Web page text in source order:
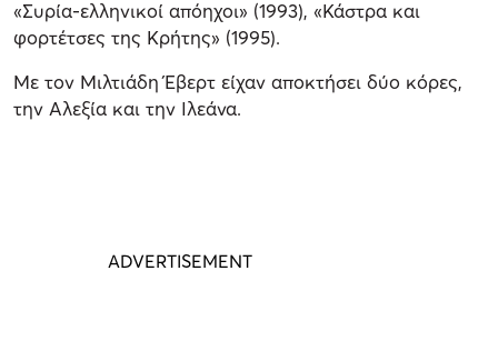
«Συρία-ελληνικοί απόηχοι» (1993), «Κάστρα και
φορτέτσες της Κρήτης» (1995).
Με τον Μιλτιάδη Έβερτ είχαν αποκτήσει δύο κόρες,
την Αλεξία και την Ιλεάνα.